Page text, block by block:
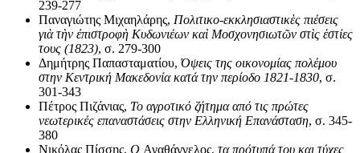
239-277
Παναγιώτης Μιχαηλάρης, Πολιτικο-εκκλησιαστικὲς πιέσεις
γιὰτὴν ἐπιστροφὴ Κυδωνιέων καὶ Μοσχονησιωτῶν στὶς ἑστίες
τους (1823), σ. 279-300
Δημήτρης Παπασταματίου, Όψεις της οικονομίας πολέμου
στην Kεντρική Μακεδονία κατά την περίοδο 1821-1830, σ.
301-343
Πέτρος Πιζάνιας, Το αγροτικό ζήτημα από τις πρώτες
νεωτερικές επαναστάσεις στην Ελληνική Επανάσταση, σ. 345-
380
Νικόλας Πίσσης, Ο Αγαθάγγελος, τα πρότυπά του και τύχες